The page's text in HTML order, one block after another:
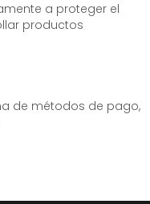
a proteger el
productos
de métodos de pago,